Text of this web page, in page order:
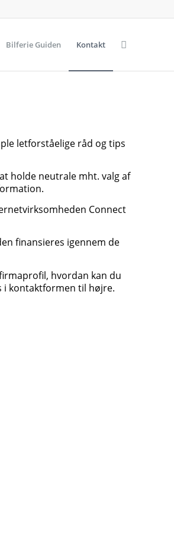
Bilferie Guiden Kontakt
letforståelige råd og tips
holde neutrale mht. valg af
Connect
finansieres igennem de
hvordan kan du
i kontaktformen til højre.